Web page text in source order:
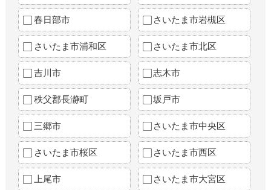
春日部市 さいたま市岩槻区
さいたま市浦和区 さいたま市北区
吉川市 志木市
秩父郡長瀞町 坂戸市
三郷市 さいたま市中央区
さいたま市桜区 さいたま市西区
上尾市 さいたま市大宮区